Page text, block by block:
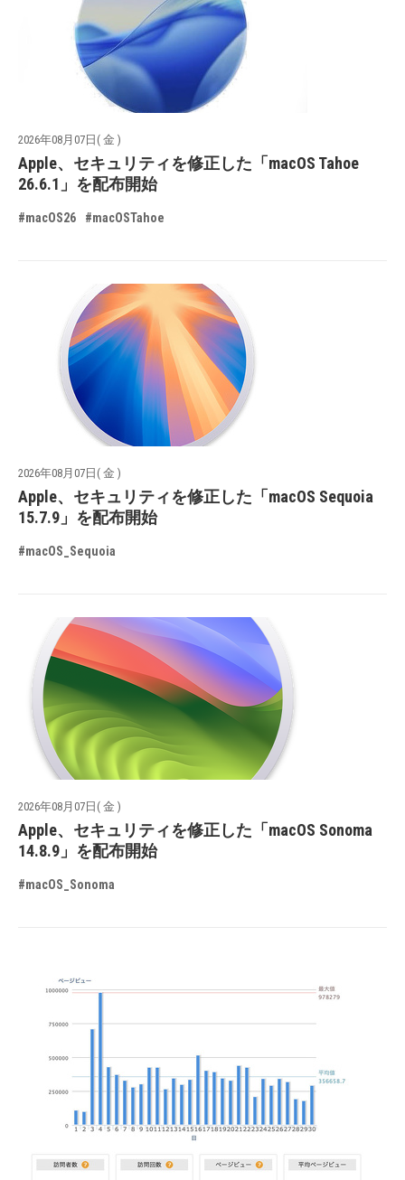
2026年08月07日( 金 )
Apple、セキュリティを修正した「macOS Tahoe
26.6.1」を配布開始
#macOS26 #macOSTahoe
2026年08月07日( 金 )
Apple、セキュリティを修正した「macOS Sequoia
15.7.9」を配布開始
#macOS_Sequoia
2026年08月07日( 金 )
Apple、セキュリティを修正した「macOS Sonoma
14.8.9」を配布開始
#macOS_Sonoma